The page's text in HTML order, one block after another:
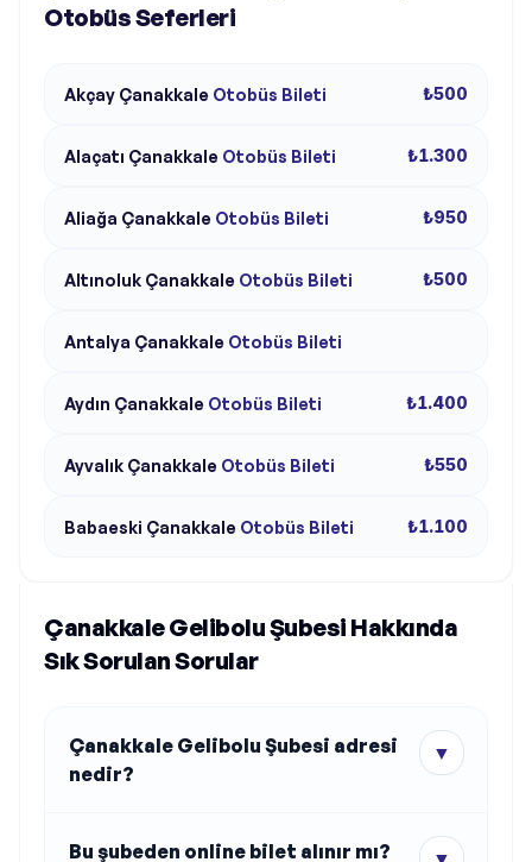
Otobüs Seferleri
Akçay Çanakkale Otobüs Bileti ₺500
Alaçatı Çanakkale Otobüs Bileti ₺1.300
Aliağa Çanakkale Otobüs Bileti ₺950
Altınoluk Çanakkale Otobüs Bileti ₺500
Antalya Çanakkale Otobüs Bileti
Aydın Çanakkale Otobüs Bileti ₺1.400
Ayvalık Çanakkale Otobüs Bileti ₺550
Babaeski Çanakkale Otobüs Bileti ₺1.100
Çanakkale Gelibolu Şubesi Hakkında
Sık Sorulan Sorular
Çanakkale Gelibolu Şubesi adresi
nedir?
▼
Bu şubeden online bilet alınır mı?